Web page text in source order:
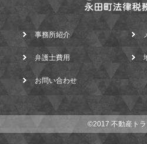
事務所紹介
弁護士費用
お問い合わせ
©2017 不動産ト